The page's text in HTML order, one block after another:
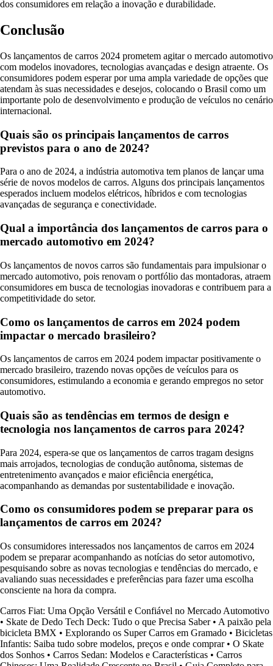
dos consumidores em relação a inovação e durabilidade.
Conclusão
Os lançamentos de carros 2024 prometem agitar o mercado automotivo
com modelos inovadores, tecnologias avançadas e design atraente. Os
consumidores podem esperar por uma ampla variedade de opções que
atendam às suas necessidades e desejos, colocando o Brasil como um
importante polo de desenvolvimento e produção de veículos no cenário
internacional.
Quais são os principais lançamentos de carros
previstos para o ano de 2024?
Para o ano de 2024, a indústria automotiva tem planos de lançar uma
série de novos modelos de carros. Alguns dos principais lançamentos
esperados incluem modelos elétricos, híbridos e com tecnologias
avançadas de segurança e conectividade.
Qual a importância dos lançamentos de carros para o
mercado automotivo em 2024?
Os lançamentos de novos carros são fundamentais para impulsionar o
mercado automotivo, pois renovam o portfólio das montadoras, atraem
consumidores em busca de tecnologias inovadoras e contribuem para a
competitividade do setor.
Como os lançamentos de carros em 2024 podem
impactar o mercado brasileiro?
Os lançamentos de carros em 2024 podem impactar positivamente o
mercado brasileiro, trazendo novas opções de veículos para os
consumidores, estimulando a economia e gerando empregos no setor
automotivo.
Quais são as tendências em termos de design e
tecnologia nos lançamentos de carros para 2024?
Para 2024, espera-se que os lançamentos de carros tragam designs
mais arrojados, tecnologias de condução autônoma, sistemas de
entretenimento avançados e maior eficiência energética,
acompanhando as demandas por sustentabilidade e inovação.
Como os consumidores podem se preparar para os
lançamentos de carros em 2024?
Os consumidores interessados nos lançamentos de carros em 2024
podem se preparar acompanhando as notícias do setor automotivo,
pesquisando sobre as novas tecnologias e tendências do mercado, e
avaliando suas necessidades e preferências para fazer uma escolha
consciente na hora da compra.
Carros Fiat: Uma Opção Versátil e Confiável no Mercado Automotivo
• Skate de Dedo Tech Deck: Tudo o que Precisa Saber• A paixão pela
bicicleta BMX • Explorando os Super Carros em Gramado • Bicicletas
Infantis: Saiba tudo sobre modelos, preços e onde comprar• O Skate
dos Sonhos • Carros Sedan: Modelos e Características • Carros